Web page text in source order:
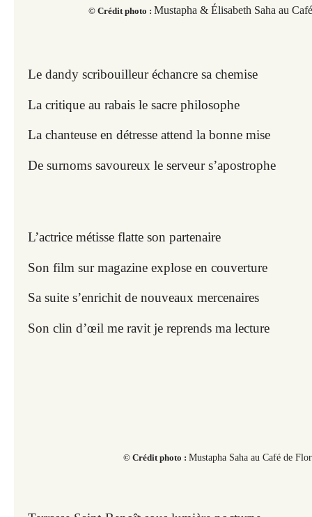
© Crédit photo : Mustapha & Élisabeth Saha au
Le dandy scribouilleur échancre sa chemise
La critique au rabais le sacre philosophe
La chanteuse en détresse attend la bonne mise
De surnoms savoureux le serveur s’apostrophe
L’actrice métisse flatte son partenaire
Son film sur magazine explose en couverture
Sa suite s’enrichit de nouveaux mercenaires
Son clin d’œil me ravit je reprends ma lecture
© Crédit photo : Mustapha Saha au Café de